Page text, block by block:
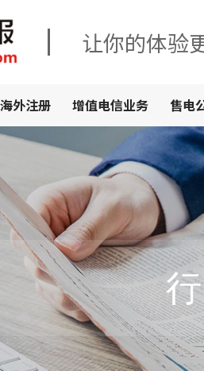
让你的体验
海外注册 增值电信业务 售电